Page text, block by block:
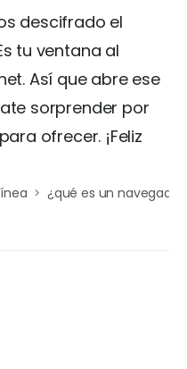
descifrado el
tu ventana al
Así que abre ese
sorprender por
ofrecer. ¡Feliz
¿qué es un